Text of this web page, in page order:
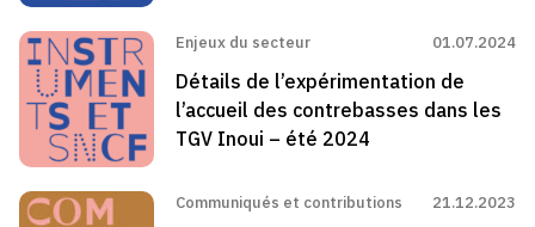
Enjeux du secteur 01.07.2024
Détails de l’expérimentation de
l’accueil des contrebasses dans les
TGV Inoui – été 2024
Communiqués et contributions 21.12.2023